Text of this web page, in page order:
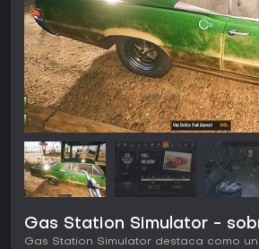
Gas Station Simulator -
Gas Station Simulator destaca como